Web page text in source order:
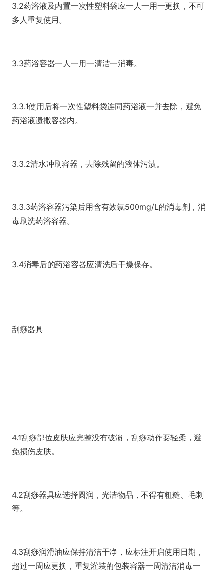
3.2药浴液及内置一次性塑料袋应一人一用一更换，不可
多人重复使用。
3.3药浴容器一人一用一清洁一消毒。
3.3.1使用后将一次性塑料袋连同药浴液一并去除，避免
药浴液遗撒容器内。
3.3.2清水冲刷容器，去除残留的液体污渍。
3.3.3药浴容器污染后用含有效氯500mg/L的消毒剂，消
毒刷洗药浴容器。
3.4消毒后的药浴容器应清洗后干燥保存。
刮痧器具
4.1刮痧部位皮肤应完整没有破溃，刮痧动作要轻柔，避
免损伤皮肤。
4.2刮痧器具应选择圆润，光洁物品，不得有粗糙、毛刺
等。
4.3刮痧润滑油应保持清洁干净，应标注开启使用日期，
超过一周应更换，重复灌装的包装容器一周清洁消毒一